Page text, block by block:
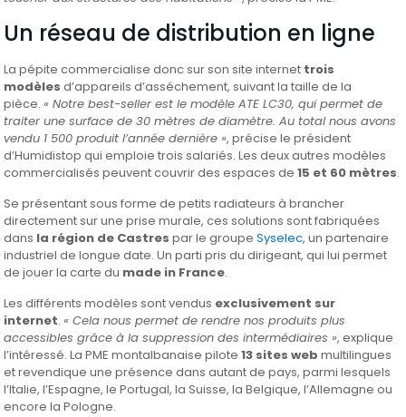
Un réseau de distribution en ligne
La pépite commercialise donc sur son site internet trois
modèles d’appareils d’asséchement, suivant la taille de la
pièce.« Notre best-seller est le modèle ATE LC30, qui permet de
traiter une surface de 30 mètres de diamètre. Au total nous avons
vendu 1 500 produit l’année dernière », précise le président
d’Humidistop qui emploie trois salariés. Les deux autres modèles
commercialisés peuvent couvrir des espaces de15 et 60 mètres.
Se présentant sous forme de petits radiateurs à brancher
directement sur une prise murale, ces solutions sont fabriquées
dans la région de Castres par le groupeSyselec, un partenaire
industriel de longue date. Un parti pris du dirigeant, qui lui permet
de jouer la carte du made in France.
Les différents modèles sont vendus exclusivement sur
internet.« Cela nous permet de rendre nos produits plus
accessibles grâce à la suppression des intermédiaires », explique
l’intéressé. La PME montalbanaise pilote13 sites web multilingues
et revendique une présence dans autant de pays, parmi lesquels
l’Italie, l’Espagne, le Portugal, la Suisse, la Belgique, l’Allemagne ou
encore la Pologne.